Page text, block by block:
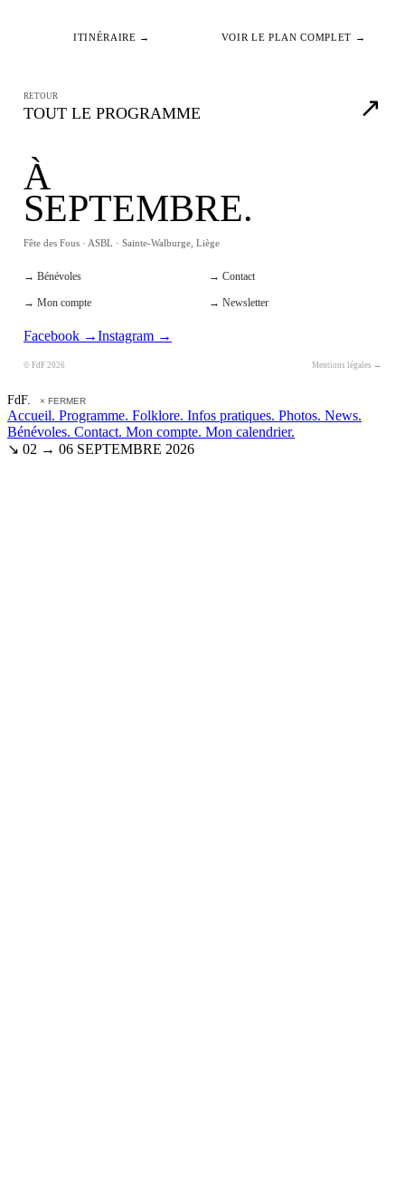
ITINÉRAIRE → VOIR LE PLAN COMPLET →
RETOUR
TOUT LE PROGRAMME ↗
À
SEPTEMBRE.
Fête des Fous · ASBL · Sainte-Walburge, Liège
→ Bénévoles → Contact
→ Mon compte → Newsletter
Facebook →Instagram →
© FdF 2026 Mentions légales →
FdF. × FERMER
Accueil. Programme. Folklore. Infos pratiques. Photos. News.
Bénévoles. Contact. Mon compte. Mon calendrier.
↘ 02 → 06 SEPTEMBRE 2026